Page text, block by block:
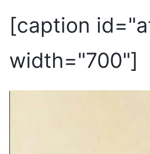
[caption
width="700"]